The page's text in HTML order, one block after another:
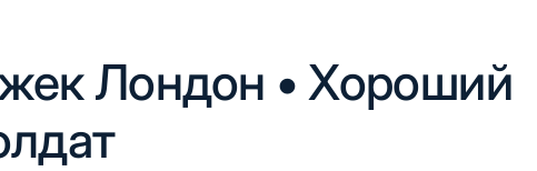
Лондон • Хороший